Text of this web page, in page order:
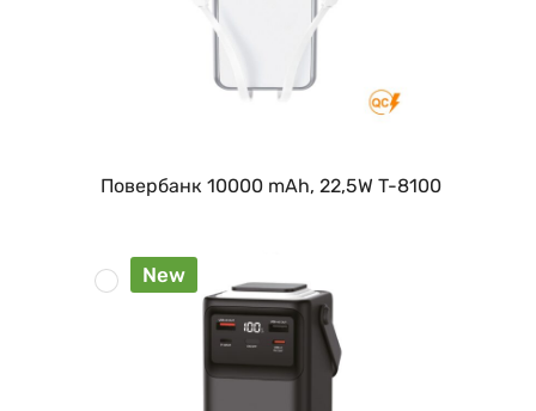
Повербанк 10000 mAh, 22,5W T-8100
New